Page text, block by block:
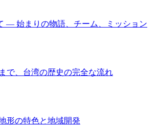
— 始まりの物語、チーム、ミッション
で、台湾の歴史の完全な流れ
形の特色と地域開発